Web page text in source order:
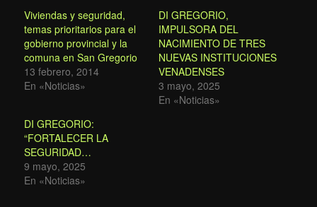
Viviendas y seguridad,
temas prioritarios para el
gobierno provincial y la
comuna en San Gregorio
13 febrero, 2014
En «Noticias»
DI GREGORIO,
IMPULSORA DEL
NACIMIENTO DE TRES
NUEVAS INSTITUCIONES
VENADENSES
3 mayo, 2025
En «Noticias»
DI GREGORIO:
“FORTALECER LA
SEGURIDAD…
9 mayo, 2025
En «Noticias»